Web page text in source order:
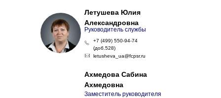
Руководитель службы
Летушева Юлия
Александровна
letusheva_ua@fcpsr.ru
+7 (499) 550-94-74
(доб.528)
Заместитель руководителя
Ахмедова Сабина
Ахмедовна